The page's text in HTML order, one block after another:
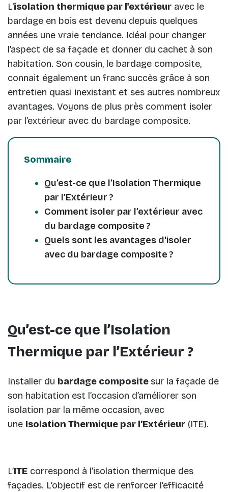
L'isolation thermique par l'extérieur avec le
bardage en bois est devenu depuis quelques
années une vraie tendance. Idéal pour changer
l’aspect de sa façade et donner du cachet à son
habitation. Son cousin, le bardage composite,
connait également un franc succès grâce à son
entretien quasi inexistant et ses autres nombreux
avantages. Voyons de plus près comment isoler
par l’extérieur avec du bardage composite.
Sommaire
Qu’est-ce que l’Isolation Thermique
par l’Extérieur ?
Comment isoler par l’extérieur avec
du bardage composite ?
Quels sont les avantages d'isoler
avec du bardage composite ?
Qu’est-ce que l’Isolation
Thermique par l’Extérieur ?
Installer du bardage composite sur la façade de
son habitation est l’occasion d’améliorer son
isolation par la même occasion, avec
une Isolation Thermique par l’Extérieur (ITE).
L’ITE correspond à l’isolation thermique des
façades. L’objectif est de renforcer l’efficacité